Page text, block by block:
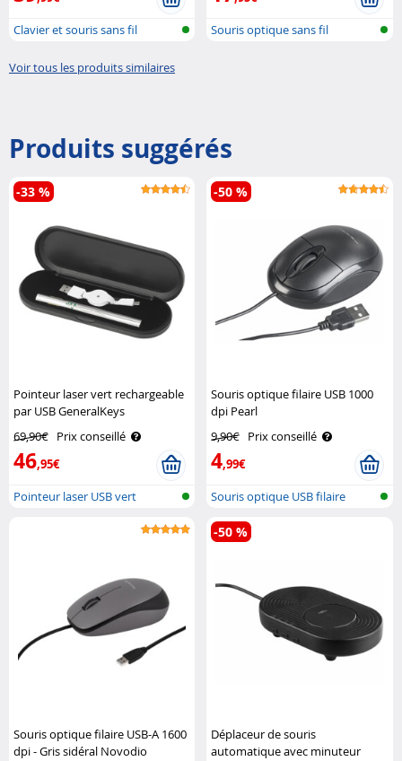
Clavier et souris sans fil
Souris optique sans fil
Voir tous les produits similaires
Produits suggérés
Pointeur laser vert rechargeable
par USB GeneralKeys
69,90€ Prix conseillé
46,95€
-33 %
Pointeur laser USB vert
Souris optique filaire USB 1000
dpi Pearl
9,90€ Prix conseillé
4,99€
-50 %
Souris optique USB filaire
Souris optique filaire USB-A 1600
dpi - Gris sidéral Novodio
Déplaceur de souris
automatique avec minuteur
-50 %